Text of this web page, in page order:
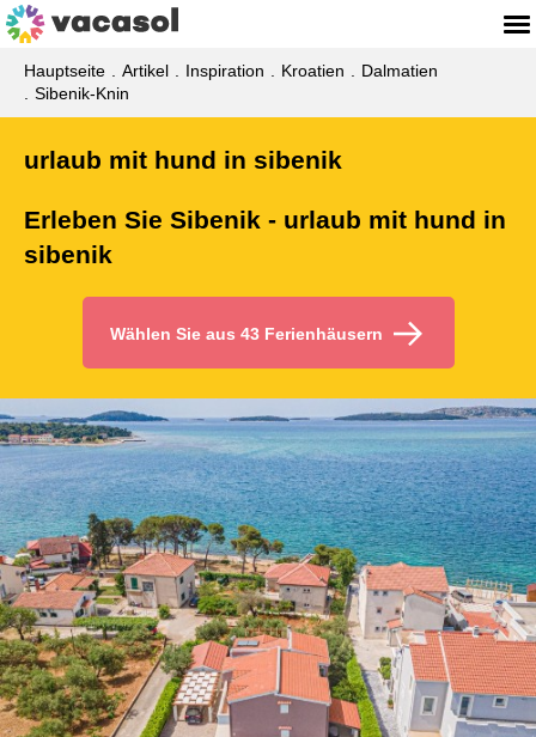
Hauptseite Artikel Inspiration Kroatien
Dalmatien
Sibenik-Knin
urlaub mit hund in sibenik
Erleben Sie Sibenik - urlaub mit hund in
sibenik
Wählen Sie aus 43 Ferienhäusern